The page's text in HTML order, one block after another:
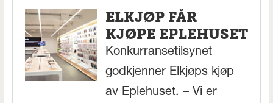
ELKJØP FÅR
KJØPE EPLEHUSET
Konkurransetilsynet
godkjenner Elkjøps kjøp
av Eplehuset. – Vi er